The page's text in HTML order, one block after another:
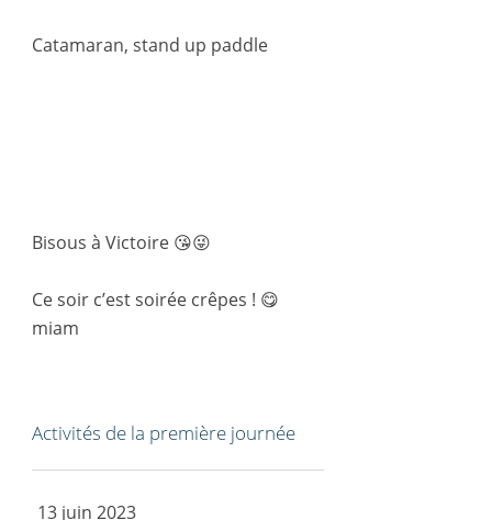
Catamaran, stand up paddle
Bisous à Victoire 😘😜
Ce soir c’est soirée crêpes ! 😋
miam
Activités de la première journée
13 juin 2023